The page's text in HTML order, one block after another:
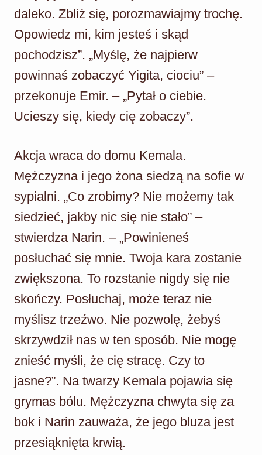
daleko. Zbliż się, porozmawiajmy trochę.
Opowiedz mi, kim jesteś i skąd
pochodzisz”. „Myślę, że najpierw
powinnaś zobaczyć Yigita, ciociu” –
przekonuje Emir. – „Pytał o ciebie.
Ucieszy się, kiedy cię zobaczy”.
Akcja wraca do domu Kemala.
Mężczyzna i jego żona siedzą na sofie w
sypialni. „Co zrobimy? Nie możemy tak
siedzieć, jakby nic się nie stało” –
stwierdza Narin. – „Powinieneś
posłuchać się mnie. Twoja kara zostanie
zwiększona. To rozstanie nigdy się nie
skończy. Posłuchaj, może teraz nie
myślisz trzeźwo. Nie pozwolę, żebyś
skrzywdził nas w ten sposób. Nie mogę
znieść myśli, że cię stracę. Czy to
jasne?”. Na twarzy Kemala pojawia się
grymas bólu. Mężczyzna chwyta się za
bok i Narin zauważa, że jego bluza jest
przesiąknięta krwią.